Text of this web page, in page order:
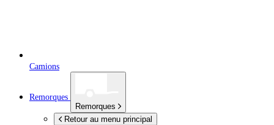
Camions
Remorques
Remorques
Retour au menu principal